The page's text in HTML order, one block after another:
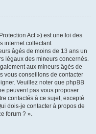
Act ») est une loi des
internet collectant
âgés de moins de 13 ans un
légaux des mineurs concernés.
aux mineurs âgés de
vous conseillons de contacter
Veuillez noter que phpBB
peuvent pas vous proposer
contactés à ce sujet, excepté
dois-je contacter à propos de
forum ? ».